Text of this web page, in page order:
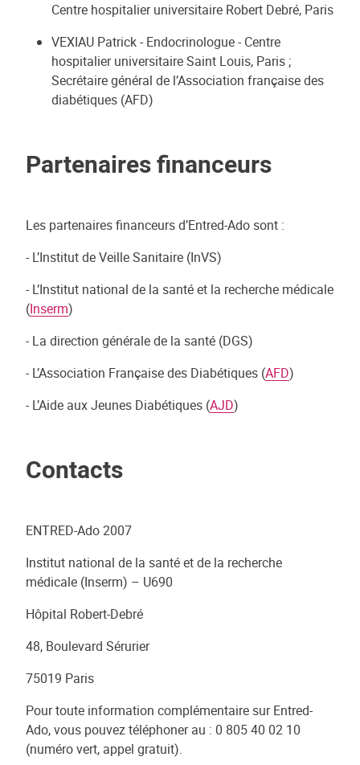
Centre hospitalier universitaire Robert Debré, Paris
VEXIAU Patrick - Endocrinologue - Centre
hospitalier universitaire Saint Louis, Paris ;
Secrétaire général de l’Association française des
diabétiques (AFD)
Partenaires financeurs
Les partenaires financeurs d’Entred-Ado sont :
- L’Institut de Veille Sanitaire (InVS)
- L’Institut national de la santé et la recherche médicale
(Inserm)
- La direction générale de la santé (DGS)
- L’Association Française des Diabétiques (AFD)
- L’Aide aux Jeunes Diabétiques (AJD)
Contacts
ENTRED-Ado 2007
Institut national de la santé et de la recherche
médicale (Inserm) – U690
Hôpital Robert-Debré
48, Boulevard Sérurier
75019 Paris
Pour toute information complémentaire sur Entred-
Ado, vous pouvez téléphoner au : 0 805 40 02 10
(numéro vert, appel gratuit).